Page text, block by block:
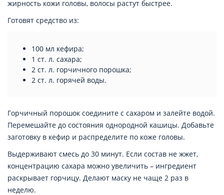
жирность кожи головы, волосы растут быстрее.
Готовят средство из:
100 мл кефира;
1 ст. л. сахара;
2 ст. л. горчичного порошка;
2 ст. л. горячей воды.
Горчичный порошок соедините с сахаром и залейте водой.
Перемешайте до состояния однородной кашицы. Добавьте
заготовку в кефир и распределите по коже головы.
Выдерживают смесь до 30 минут. Если состав не жжет,
концентрацию сахара можно увеличить – ингредиент
раскрывает горчицу. Делают маску не чаще 2 раз в
неделю.